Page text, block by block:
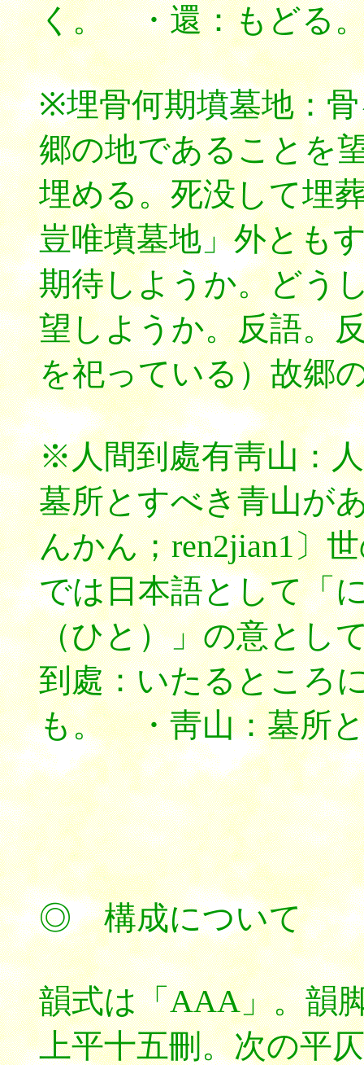
く。 ・還：もどる
※埋骨何期墳墓地：
郷の地であることを
埋める。死没して埋
豈唯墳墓地」外とも
期待しようか。どう
望しようか。反語。
を祀っている）故郷
※人間到處有靑山：
墓所とすべき青山が
んかん；ren2jian1〕
では日本語として「
（ひと）」の意とし
到處：いたるところ
も。 ・靑山：墓所
◎ 構成について
韻式は「AAA」。韻
上平十五刪。次の平